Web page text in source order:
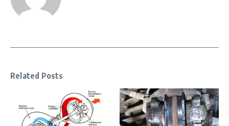
Related Posts